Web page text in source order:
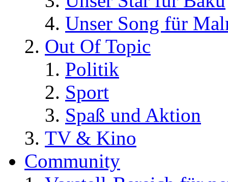
Unser Song für
Out Of Topic
Politik
Sport
Spaß und Aktion
TV & Kino
Community